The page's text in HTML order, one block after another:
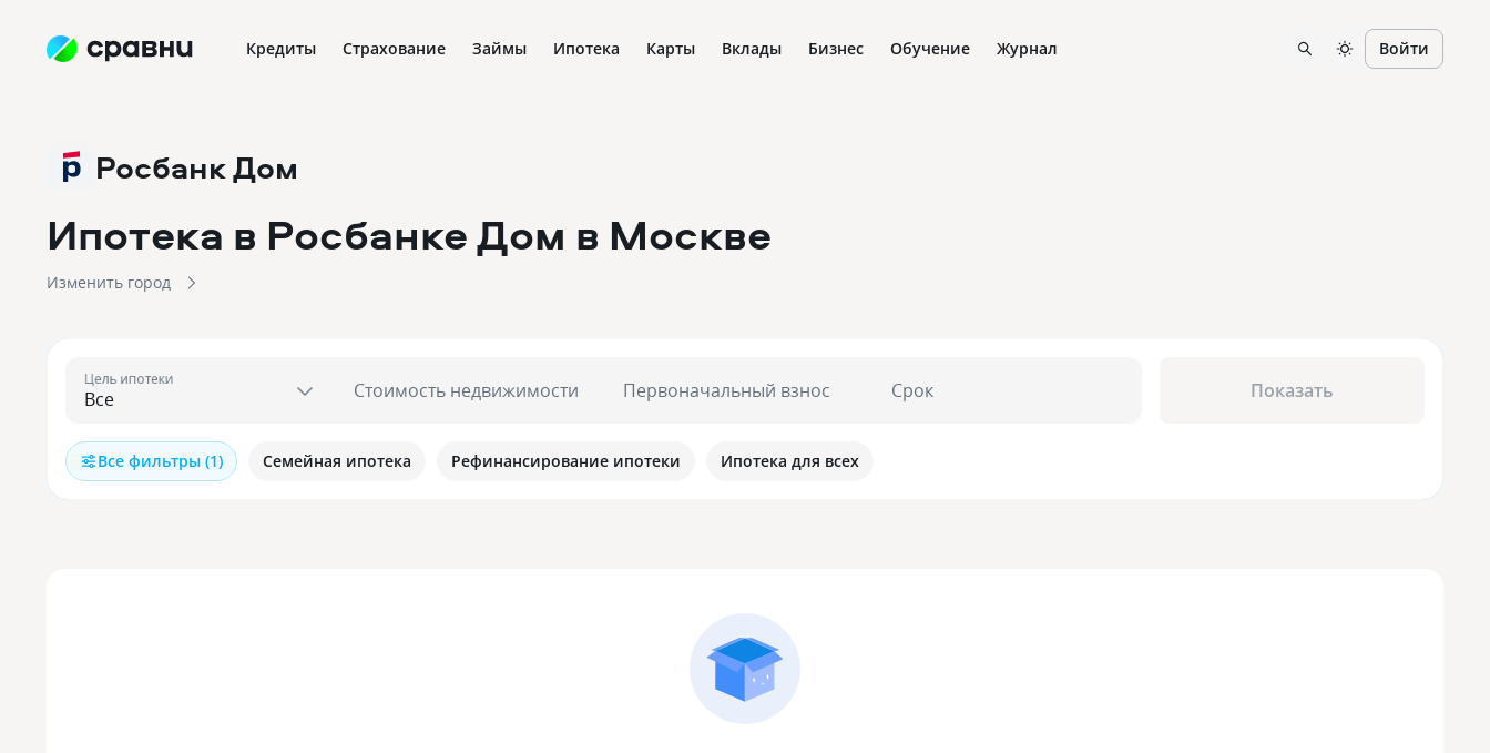
Кредиты Страхование Займы Ипотека Карты Вклады Бизнес Обучение Журнал Войти
Росбанк Дом
Ипотека в Росбанке Дом в Москве
Изменить город
Цель ипотеки Стоимость недвижимости Первоначальный взнос Срок Показать
Все фильтры (1) Семейная ипотека Рефинансирование ипотеки Ипотека для всех